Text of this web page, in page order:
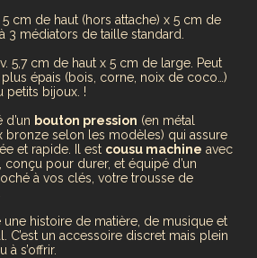
5 cm de haut (hors attache) x 5 cm de
3 médiators de taille standard.
5,7 cm de haut x 5 cm de large. Peut
épais (bois, corne, noix de coco…)
petits bijoux. !
bouton pression (en métal
bronze selon les modèles) qui assure
et rapide. Il est cousu machine avec
pour durer, et équipé d’un
à vos clés, votre trousse de
histoire de matière, de musique et
C’est un accessoire discret mais plein
à s’offrir.